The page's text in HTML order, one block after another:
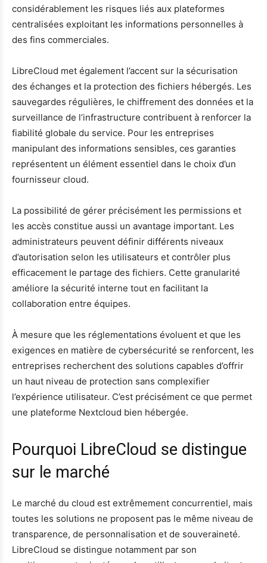
considérablement les risques liés aux plateformes
centralisées exploitant les informations personnelles à
des fins commerciales.
LibreCloud met également l’accent sur la sécurisation
des échanges et la protection des fichiers hébergés. Les
sauvegardes régulières, le chiffrement des données et la
surveillance de l’infrastructure contribuent à renforcer la
fiabilité globale du service. Pour les entreprises
manipulant des informations sensibles, ces garanties
représentent un élément essentiel dans le choix d’un
fournisseur cloud.
La possibilité de gérer précisément les permissions et
les accès constitue aussi un avantage important. Les
administrateurs peuvent définir différents niveaux
d’autorisation selon les utilisateurs et contrôler plus
efficacement le partage des fichiers. Cette granularité
améliore la sécurité interne tout en facilitant la
collaboration entre équipes.
À mesure que les réglementations évoluent et que les
exigences en matière de cybersécurité se renforcent, les
entreprises recherchent des solutions capables d’offrir
un haut niveau de protection sans complexifier
l’expérience utilisateur. C’est précisément ce que permet
une plateforme Nextcloud bien hébergée.
Pourquoi LibreCloud se distingue
sur le marché
Le marché du cloud est extrêmement concurrentiel, mais
toutes les solutions ne proposent pas le même niveau de
transparence, de personnalisation et de souveraineté.
LibreCloud se distingue notamment par son